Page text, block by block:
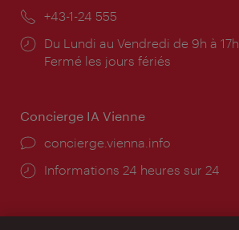
Téléphone:
+43-1-24 555
Horaires
d'ouverture:
Du Lundi au Vendredi de 9h à 17h
Fermé les jours fériés
Concierge IA Vienne
Ort:
concierge.vienna.info
Öffnungszeiten:
Informations 24 heures sur 24